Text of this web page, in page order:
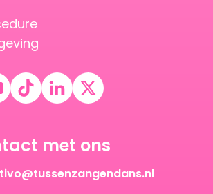
met ons